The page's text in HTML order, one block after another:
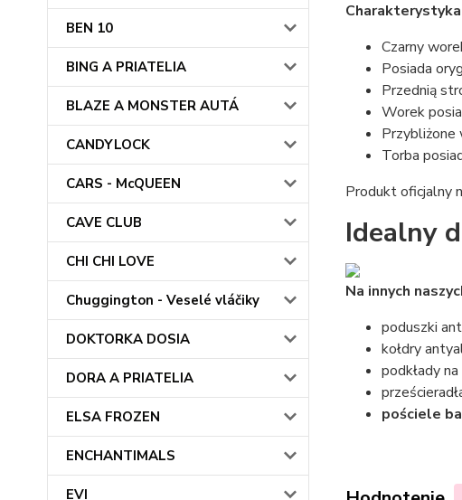
BEN 10
BING A PRIATELIA
BLAZE A MONSTER AUTÁ
CANDYLOCK
CARS - McQUEEN
CAVE CLUB
CHI CHI LOVE
Chuggington - Veselé vláčiky
DOKTORKA DOSIA
DORA A PRIATELIA
ELSA FROZEN
ENCHANTIMALS
EVI
Czarny
Posiada
Przednią
Worek
Przybliżone
Torba
Produkt oficjalny
Idealny
Na innych
poduszki
kołdry
podkłady
pościele